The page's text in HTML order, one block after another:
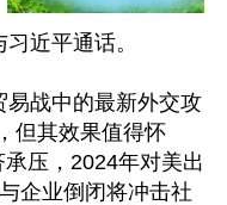
近平通话。
易战中的最新外交攻
但其效果值得怀
压，2024年对美出
企业倒闭将冲击社